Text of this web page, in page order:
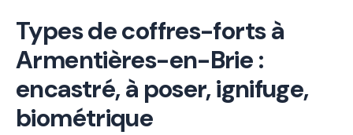
Types de coffres-forts à
Armentières-en-Brie :
encastré, à poser, ignifuge,
biométrique